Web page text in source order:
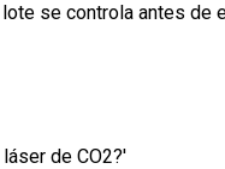
se controla antes
de CO2?'